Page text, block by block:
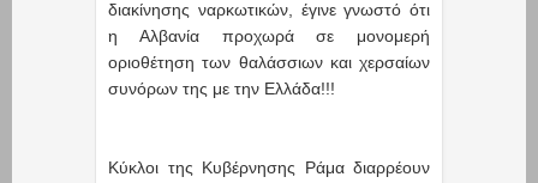
διακίνησης ναρκωτικών, έγινε γνωστό ότι
η Αλβανία προχωρά σε μονομερή
οριοθέτηση των θαλάσσιων και χερσαίων
συνόρων της με την Ελλάδα!!!
Κύκλοι της Κυβέρνησης Ράμα διαρρέουν